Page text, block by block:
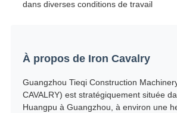
dans diverses conditions de travail
À propos de Iron Cavalry
Guangzhou Tieqi Construction
CAVALRY) est stratégiquement située
Huangpu à Guangzhou, à environ une